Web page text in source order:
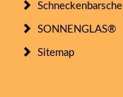
Schneckenbarsche
SONNENGLAS®
Sitemap